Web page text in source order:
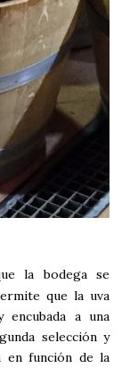
la bodega se
que la uva
encubada a una
selección y
en función de la